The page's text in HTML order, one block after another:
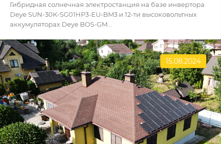
Гибридная солнечная электростанция на базе инвертора
Deye SUN-30K-SG01HP3-EU-BM3 и 12-ти высоковольтных
аккумуляторах Deye BOS-GM...
15.08.2024